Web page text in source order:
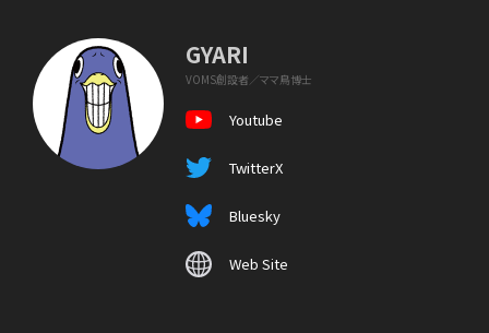
GYARI
VOMS創設者／ママ鳥博士
Youtube
TwitterX
Bluesky
Web Site